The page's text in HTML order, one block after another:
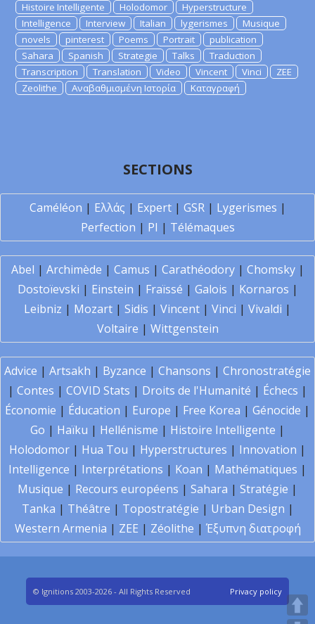
Histoire Intelligente
Holodomor
Hyperstructure
Intelligence
Interview Italian lygerismes
Musique
novels
pinterest Poems Portrait
publication
Sahara
Spanish Strategie Talks
Traduction
Transcription
Translation Video Vincent Vinci
ZEE
Zeolithe
Αναβαθμισμένη Ιστορία Καταγραφή
SECTIONS
Caméléon | Ελλάς | Expert| GSR| Lygerismes |
Perfection | PI | Télémaques
Abel | Archimède | Camus | Carathéodory| Chomsky|
Dostoïevski | Einstein | Fraïssé | Galois | Kornaros |
Leibniz | Mozart | Sidis | Vincent | Vinci | Vivaldi |
Voltaire | Wittgenstein
Advice | Artsakh | Byzance | Chansons | Chronostratégie
| Contes | COVID Stats | Droits de l'Humanité | Échecs |
Économie | Éducation | Europe | Free Korea | Génocide |
Go | Haïku | Hellénisme | Histoire Intelligente |
Holodomor | Hua Tou | Hyperstructures | Innovation |
Intelligence | Interprétations | Koan | Mathématiques |
Musique | Recours européens | Sahara | Stratégie |
Tanka | Théâtre | Topostratégie | Urban Design |
Western Armenia | ZEE | Zéolithe | Έξυπνη διατροφή
© Ignitions 2003-2026 - All Rights Reserved Privacy policy